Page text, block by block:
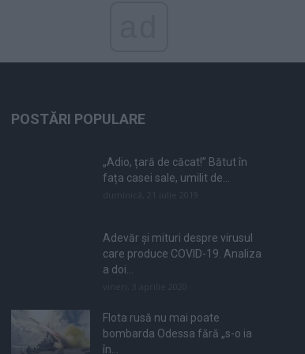
POSTĂRI POPULARE
„Adio, țară de căcat!” Bătut în
fața casei sale, umilit de...
Adevăr și mituri despre virusul
care produce COVID-19. Analiza
a doi...
Flota rusă nu mai poate
bombarda Odessa fără „s-o ia
în...